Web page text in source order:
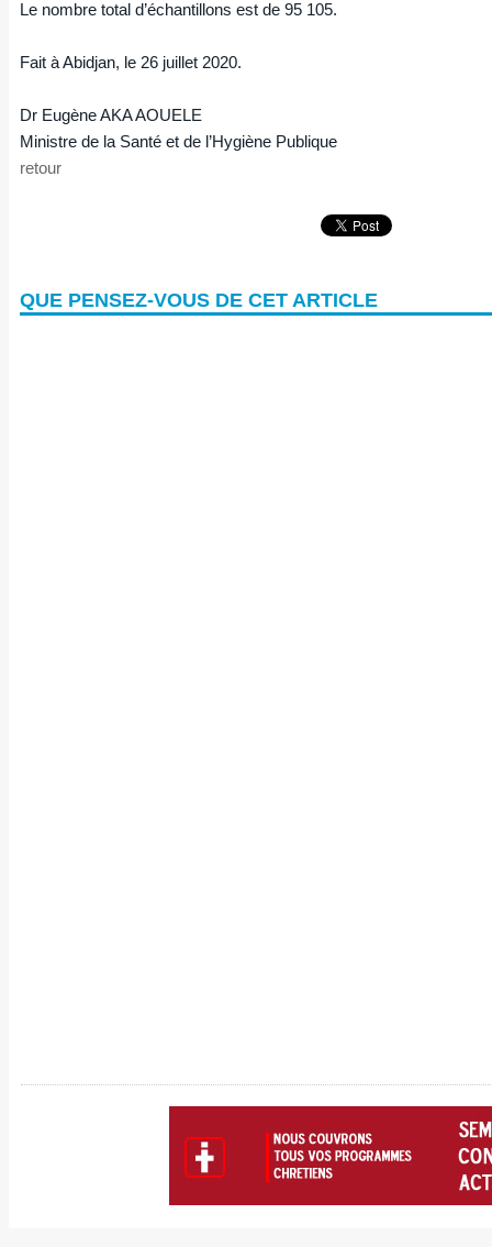
Le nombre total d’échantillons est de 95 105.
Fait à Abidjan, le 26 juillet 2020.
Dr Eugène AKA AOUELE
Ministre de la Santé et de l’Hygiène Publique
retour
QUE PENSEZ-VOUS DE CET ARTICLE